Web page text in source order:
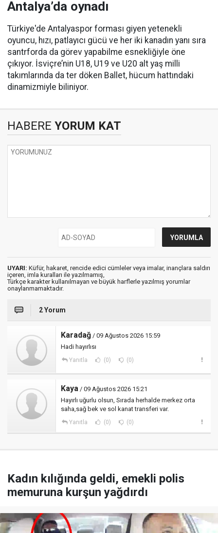
Antalya’da oynadı
Türkiye'de Antalyaspor forması giyen yetenekli
oyuncu, hızı, patlayıcı gücü ve her iki kanadın yanı sıra
santrforda da görev yapabilme esnekliğiyle öne
çıkıyor. İsviçre’nin U18, U19 ve U20 alt yaş milli
takımlarında da ter döken Ballet, hücum hattındaki
dinamizmiyle biliniyor.
HABERE YORUM KAT
UYARI: Küfür, hakaret, rencide edici cümleler veya imalar, inançlara saldırı
içeren, imla kuralları ile yazılmamış,
Türkçe karakter kullanılmayan ve büyük harflerle yazılmış yorumlar
onaylanmamaktadır.
2 Yorum
Karadağ / 09 Ağustos 2026 15:59
Hadi hayırlısı
Yanıtla (0) (0)
Kaya / 09 Ağustos 2026 15:21
Hayırlı uğurlu olsun, Sırada herhalde merkez orta
saha,sağ bek ve sol kanat transferi var.
Yanıtla (0) (0)
Kadın kılığında geldi, emekli polis
memuruna kurşun yağdırdı